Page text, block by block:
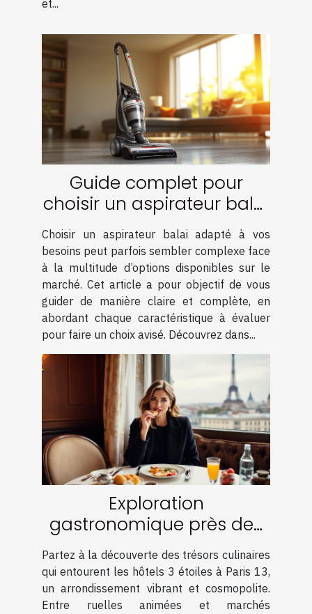
et...
Guide complet pour
choisir un aspirateur balai
adapté à vos besoins
Choisir un aspirateur balai adapté à vos
besoins peut parfois sembler complexe face
à la multitude d’options disponibles sur le
marché. Cet article a pour objectif de vous
guider de manière claire et complète, en
abordant chaque caractéristique à évaluer
pour faire un choix avisé. Découvrez dans...
Exploration
gastronomique près des
hôtels 3 étoiles à Paris 13
Partez à la découverte des trésors culinaires
qui entourent les hôtels 3 étoiles à Paris 13,
un arrondissement vibrant et cosmopolite.
Entre ruelles animées et marchés